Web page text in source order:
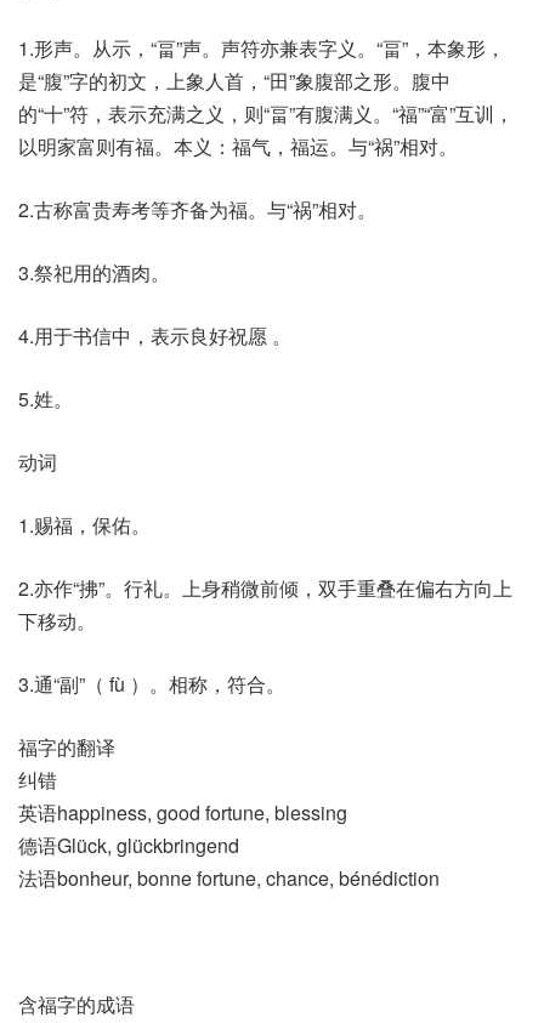
1.形声。从示，“畐”声。声符亦兼表字义。“畐”，本象形，
是“腹”字的初文，上象人首，“田”象腹部之形。腹中
的“十”符，表示充满之义，则“畐”有腹满义。“福”“富”互训，
以明家富则有福。本义：福气，福运。与“祸”相对。
2.古称富贵寿考等齐备为福。与“祸”相对。
3.祭祀用的酒肉。
4.用于书信中，表示良好祝愿 。
5.姓。
动词
1.赐福，保佑。
2.亦作“拂”。行礼。上身稍微前倾，双手重叠在偏右方向上
下移动。
3.通“副”（ fù ）。相称，符合。
福字的翻译
纠错
英语happiness, good fortune, blessing
德语Glück, glückbringend
法语bonheur, bonne fortune, chance, bénédiction
含福字的成语